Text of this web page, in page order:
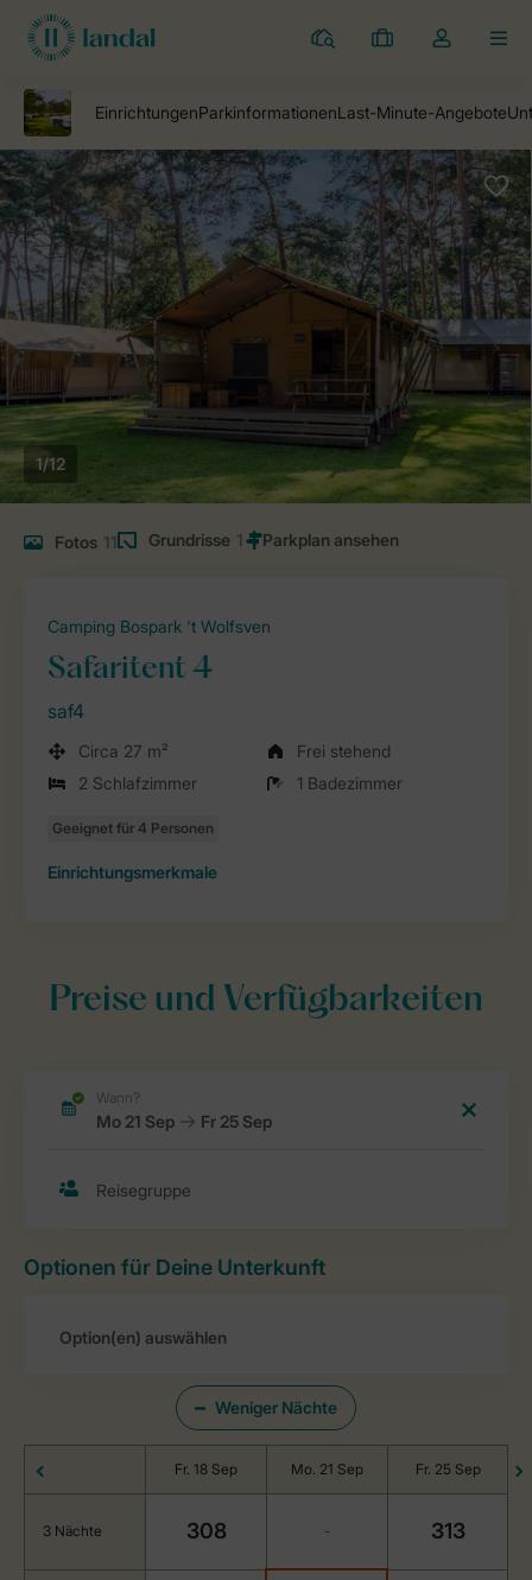
Campingplätze
Meine
Dropdown-
Kontos
öffnen
1/12
Fotos 11 Grundrisse 1
Camping Bospark 't Wolfsven
Safaritent 4
saf4
Circa 27 m²
Frei stehend
2 Schlafzimmer
1 Badezimmer
Einrichtungsmerkmale
Preise und Verfügbarkeiten
Optionen für Deine Unterkunft
Weniger Nächte
Fr. 18 Sep Mo. 21 Sep Fr. 25 Sep
3 Nächte 308 - 313